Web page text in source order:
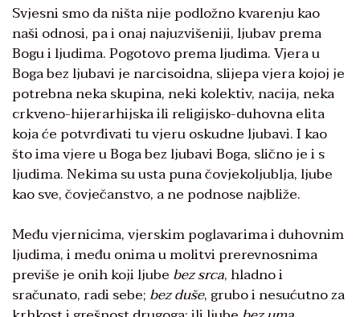
Svjesni smo da ništa nije podložno kvarenju kao
naši odnosi, pa i onaj najuzvišeniji, ljubav prema
Bogu i ljudima. Pogotovo prema ljudima. Vjera u
Boga bez ljubavi je narcisoidna, slijepa vjera kojoj je
potrebna neka skupina, neki kolektiv, nacija, neka
crkveno-hijerarhijska ili religijsko-duhovna elita
koja će potvrđivati tu vjeru oskudne ljubavi. I kao
što ima vjere u Boga bez ljubavi Boga, slično je i s
ljudima. Nekima su usta puna čovjekoljublja, ljube
kao sve, čovječanstvo, a ne podnose najbliže.
Među vjernicima, vjerskim poglavarima i duhovnim
ljudima, i među onima u molitvi prerevnosnima
previše je onih koji ljube bez srca, hladno i
sračunato, radi sebe; bez duše, grubo i nesućutno za